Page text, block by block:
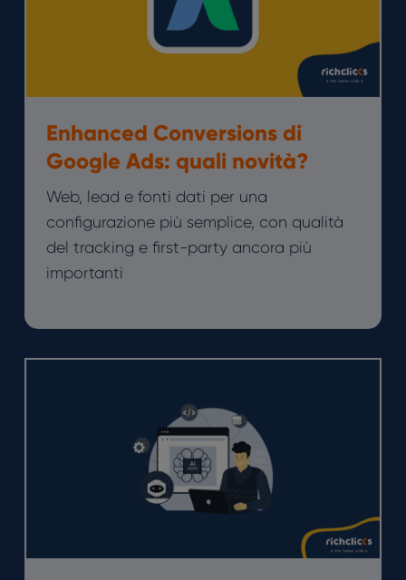
Enhanced Conversions di
Google Ads: quali novità?
Web, lead e fonti dati per una
configurazione più semplice, con qualità
del tracking e first-party ancora più
importanti